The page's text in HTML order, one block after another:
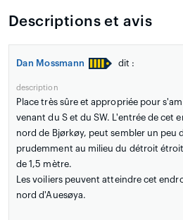
Descriptions et avis
Dan Mossmann dit :
description
Place très sûre et appropriée pour
venant du S et du SW. L'entrée de cet
nord de Bjørkøy, peut sembler un peu
prudemment au milieu du détroit
de 1,5 mètre.
Les voiliers peuvent atteindre cet
nord d'Auesøya.